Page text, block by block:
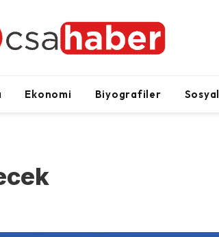
Ekonomi Biyografiler